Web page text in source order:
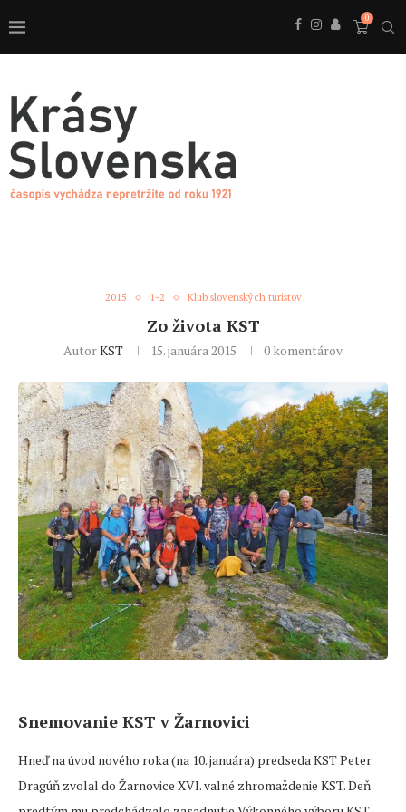
0
2015 1-2 Klub slovenských turistov
Zo života KST
AutorKST 15. januára 2015 0 komentárov
Snemovanie KST v Žarnovici
Hneď na úvod nového roka (na 10. januára) predseda KST Peter
Dragúň zvolal do Žarnovice XVI. valné zhromaždenie KST. Deň